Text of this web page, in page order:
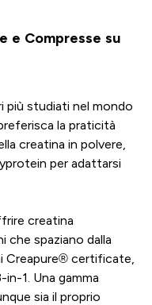
e Compresse su
più studiati nel mondo
la praticità
creatina in polvere,
per adattarsi
creatina
che spaziano dalla
Creapure® certificate,
1. Una gamma
sia il proprio